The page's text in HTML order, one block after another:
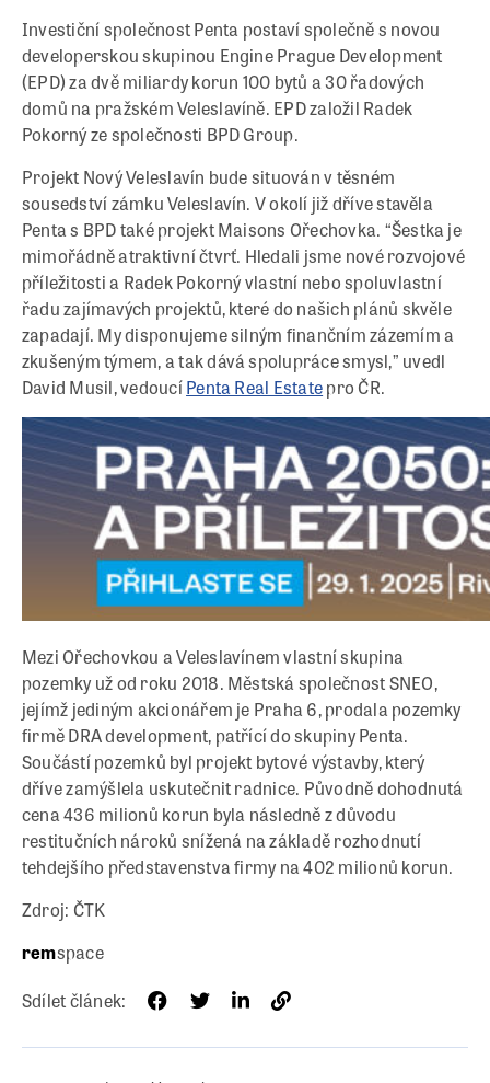
Investiční společnost Penta postaví společně s novou
developerskou skupinou Engine Prague Development
(EPD) za dvě miliardy korun 100 bytů a 30 řadových
domů na pražském Veleslavíně. EPD založil Radek
Pokorný ze společnosti BPD Group.
Projekt Nový Veleslavín bude situován v těsném
sousedství zámku Veleslavín. V okolí již dříve stavěla
Penta s BPD také projekt Maisons Ořechovka. “Šestka je
mimořádně atraktivní čtvrť. Hledali jsme nové rozvojové
příležitosti a Radek Pokorný vlastní nebo spoluvlastní
řadu zajímavých projektů, které do našich plánů skvěle
zapadají. My disponujeme silným finančním zázemím a
zkušeným týmem, a tak dává spolupráce smysl,” uvedl
David Musil, vedoucíPenta Real Estatepro ČR.
Mezi Ořechovkou a Veleslavínem vlastní skupina
pozemky už od roku 2018. Městská společnost SNEO,
jejímž jediným akcionářem je Praha 6, prodala pozemky
firmě DRA development, patřící do skupiny Penta.
Součástí pozemků byl projekt bytové výstavby, který
dříve zamýšlela uskutečnit radnice. Původně dohodnutá
cena 436 milionů korun byla následně z důvodu
restitučních nároků snížená na základě rozhodnutí
tehdejšího představenstva firmy na 402 milionů korun.
Zdroj: ČTK
remspace
Sdílet článek: